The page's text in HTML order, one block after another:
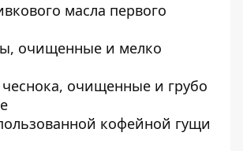
масла первого
очищенные и мелко
чеснока, очищенные и грубо
кофейной гущи